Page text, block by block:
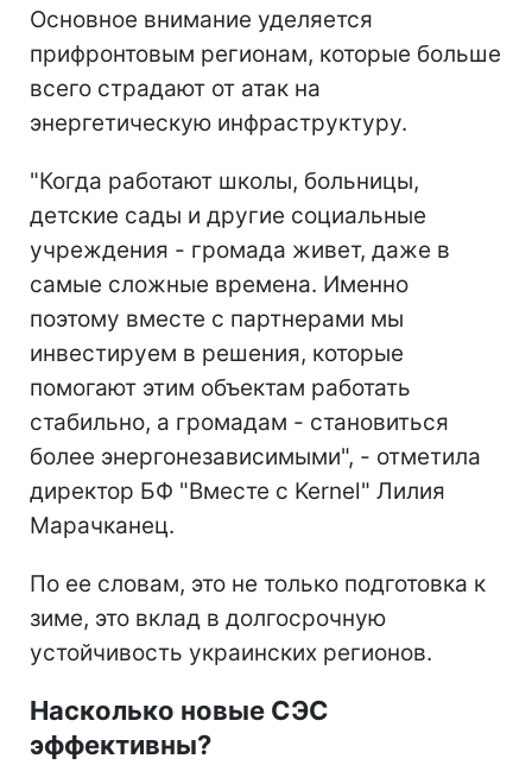
Основное внимание уделяется
прифронтовым регионам, которые больше
всего страдают от атак на
энергетическую инфраструктуру.
"Когда работают школы, больницы,
детские сады и другие социальные
учреждения - громада живет, даже в
самые сложные времена. Именно
поэтому вместе с партнерами мы
инвестируем в решения, которые
помогают этим объектам работать
стабильно, а громадам - становиться
более энергонезависимыми", - отметила
директор БФ "Вместе с Kernel" Лилия
Марачканец.
По ее словам, это не только подготовка к
зиме, это вклад в долгосрочную
устойчивость украинских регионов.
Насколько новые СЭС
эффективны?